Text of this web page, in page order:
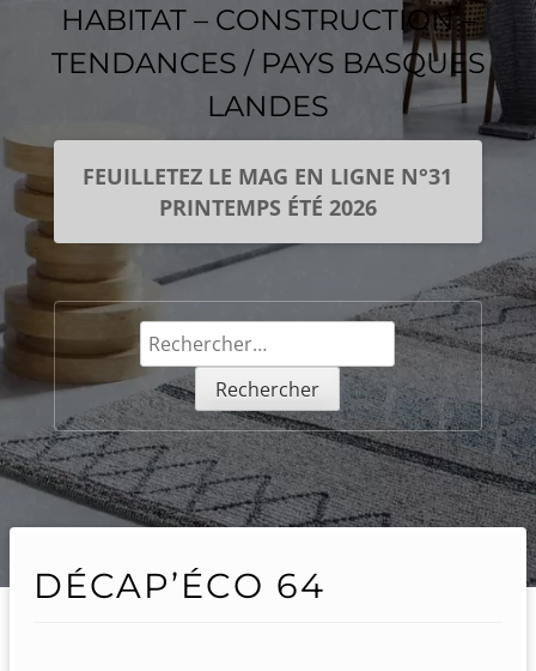
HABITAT – CONSTRUCTION –
TENDANCES / PAYS BASQUES
LANDES
FEUILLETEZ LE MAG EN LIGNE N°31
PRINTEMPS ÉTÉ 2026
Rechercher :
DÉCAP’ÉCO 64